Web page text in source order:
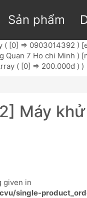
Sản phẩm
[0] => 0903014392 )
7 Ho chi Minh )
( [0] => 200.000đ ) )
Máy
given in
single-